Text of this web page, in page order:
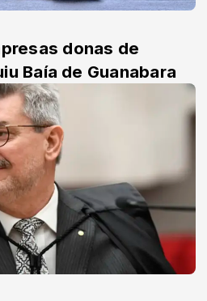
donas de
Baía de Guanabara